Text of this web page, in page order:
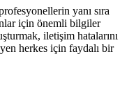
yanı sıra
için önemli bilgiler
iletişim hatalarını
herkes için faydalı bir